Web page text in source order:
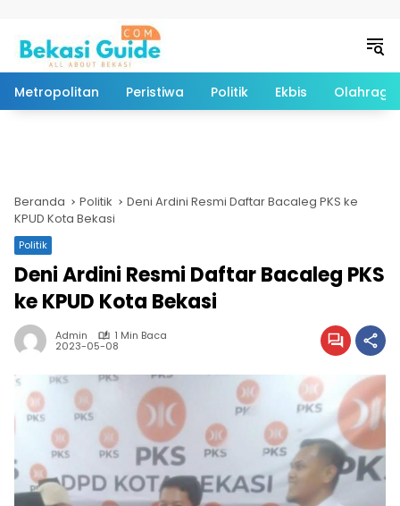
Metropolitan Peristiwa Politik Ekbis Olahraga
Beranda Politik
Deni Ardini Resmi Daftar Bacaleg PKS ke
KPUD Kota Bekasi
Politik
Deni Ardini Resmi Daftar Bacaleg PKS
ke KPUD Kota Bekasi
Admin 1 Min Baca
2023-05-08